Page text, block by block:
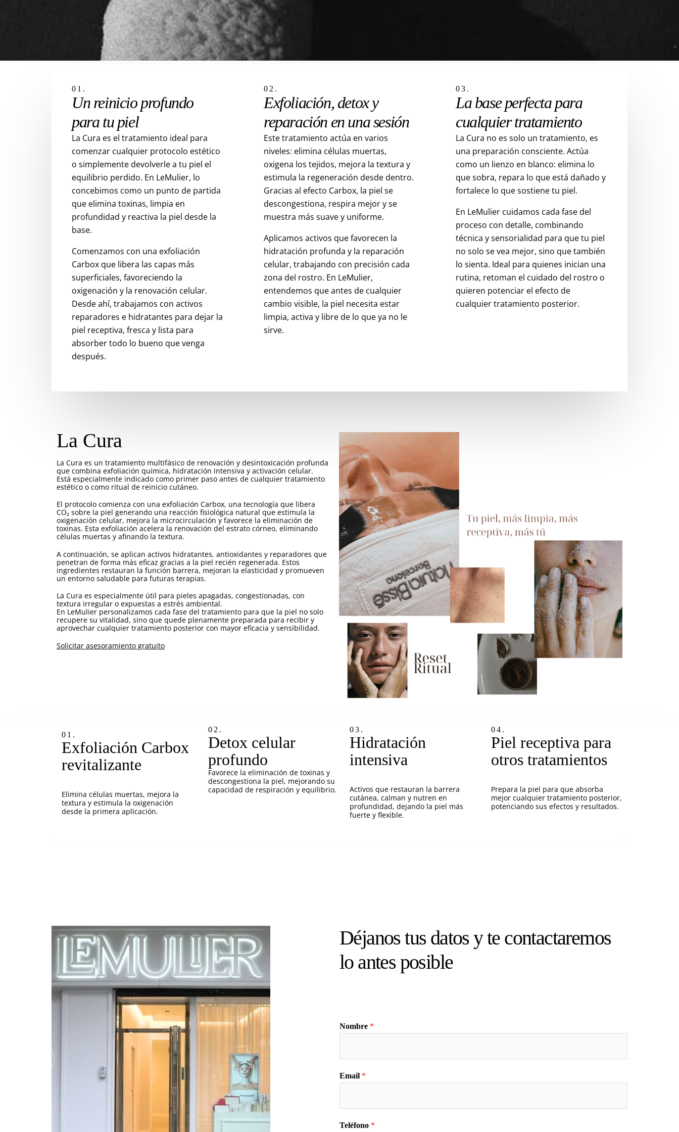
01.
Un reinicio profundo
para tu piel
La Cura es el tratamiento ideal para
comenzar cualquier protocolo estético
o simplemente devolverle a tu piel el
equilibrio perdido. En LeMulier, lo
concebimos como un punto de partida
que elimina toxinas, limpia en
profundidad y reactiva la piel desde la
base.
Comenzamos con una exfoliación
Carbox que libera las capas más
superficiales, favoreciendo la
oxigenación y la renovación celular.
Desde ahí, trabajamos con activos
reparadores e hidratantes para dejar la
piel receptiva, fresca y lista para
absorber todo lo bueno que venga
después.
02.
Exfoliación, detox y
reparación en una sesión
Este tratamiento actúa en varios
niveles: elimina células muertas,
oxigena los tejidos, mejora la textura y
estimula la regeneración desde dentro.
Gracias al efecto Carbox, la piel se
descongestiona, respira mejor y se
muestra más suave y uniforme.
Aplicamos activos que favorecen la
hidratación profunda y la reparación
celular, trabajando con precisión cada
zona del rostro. En LeMulier,
entendemos que antes de cualquier
cambio visible, la piel necesita estar
limpia, activa y libre de lo que ya no le
sirve.
03.
La base perfecta para
cualquier tratamiento
La Cura no es solo un tratamiento, es
una preparación consciente. Actúa
como un lienzo en blanco: elimina lo
que sobra, repara lo que está dañado y
fortalece lo que sostiene tu piel.
En LeMulier cuidamos cada fase del
proceso con detalle, combinando
técnica y sensorialidad para que tu piel
no solo se vea mejor, sino que también
lo sienta. Ideal para quienes inician una
rutina, retoman el cuidado del rostro o
quieren potenciar el efecto de
cualquier tratamiento posterior.
La Cura
La Cura es un tratamiento multifásico de renovación y desintoxicación profunda
que combina exfoliación química, hidratación intensiva y activación celular.
Está especialmente indicado como primer paso antes de cualquier tratamiento
estético o como ritual de reinicio cutáneo.
El protocolo comienza con una exfoliación Carbox, una tecnología que libera
CO₂ sobre la piel generando una reacción fisiológica natural que estimula la
oxigenación celular, mejora la microcirculación y favorece la eliminación de
toxinas. Esta exfoliación acelera la renovación del estrato córneo, eliminando
células muertas y afinando la textura.
A continuación, se aplican activos hidratantes, antioxidantes y reparadores que
penetran de forma más eficaz gracias a la piel recién regenerada. Estos
ingredientes restauran la función barrera, mejoran la elasticidad y promueven
un entorno saludable para futuras terapias.
La Cura es especialmente útil para pieles apagadas, congestionadas, con
textura irregular o expuestas a estrés ambiental.
En LeMulier personalizamos cada fase del tratamiento para que la piel no solo
recupere su vitalidad, sino que quede plenamente preparada para recibir y
aprovechar cualquier tratamiento posterior con mayor eficacia y sensibilidad.
Solicitar asesoramiento gratuito
01.
Exfoliación Carbox
revitalizante
Elimina células muertas, mejora la
textura y estimula la oxigenación
desde la primera aplicación.
02.
Detox celular
profundo
Favorece la eliminación de toxinas y
descongestiona la piel, mejorando su
capacidad de respiración y equilibrio.
03.
Hidratación
intensiva
Activos que restauran la barrera
cutánea, calman y nutren en
profundidad, dejando la piel más
fuerte y flexible.
04.
Piel receptiva para
otros tratamientos
Prepara la piel para que absorba
mejor cualquier tratamiento posterior,
potenciando sus efectos y resultados.
Déjanos tus datos y te contactaremos
lo antes posible
Nombre *
Email *
Teléfono *